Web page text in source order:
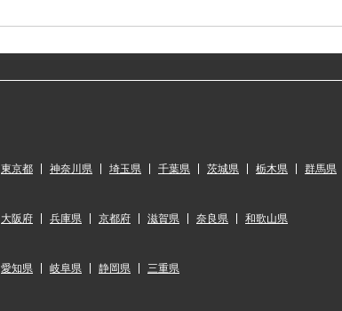
東京都 神奈川県 埼玉県 千葉県 茨城県 栃木県 群馬県
大阪府 兵庫県 京都府 滋賀県 奈良県 和歌山県
愛知県 岐阜県 静岡県 三重県